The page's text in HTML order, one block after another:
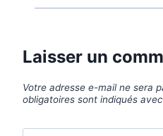
Laisser un
Votre adresse e-mail ne sera
obligatoires sont indiqués avec